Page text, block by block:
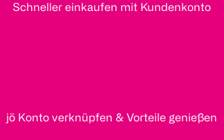
Schneller einkaufen mit Kundenkonto
jö Konto verknüpfen & Vorteile genießen